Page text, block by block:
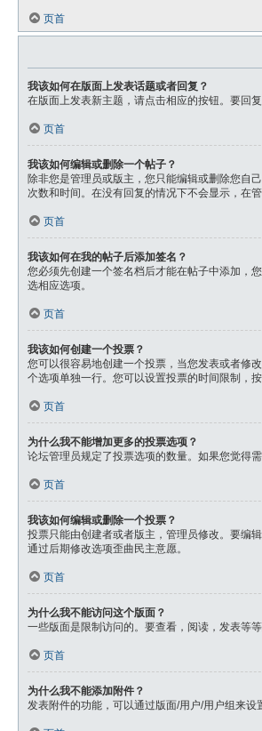
页首
我该如何在版面上发表话题或者回复？
在版面上发表新主题，请点击相应的按钮。要回
页首
我该如何编辑或删除一个帖子？
除非您是管理员或版主，您只能编辑或删除您自
次数和时间。在没有回复的情况下不会显示，在
页首
我该如何在我的帖子后添加签名？
您必须先创建一个签名档后才能在帖子中添加，
选相应选项。
页首
我该如何创建一个投票？
您可以很容易地创建一个投票，当您发表或者修
个选项单独一行。您可以设置投票的时间限制，
页首
为什么我不能增加更多的投票选项？
论坛管理员规定了投票选项的数量。如果您觉得
页首
我该如何编辑或删除一个投票？
投票只能由创建者或者版主，管理员修改。要编
通过后期修改选项歪曲民主意愿。
页首
为什么我不能访问这个版面？
一些版面是限制访问的。要查看，阅读，发表等
页首
为什么我不能添加附件？
发表附件的功能，可以通过版面/用户/用户组来